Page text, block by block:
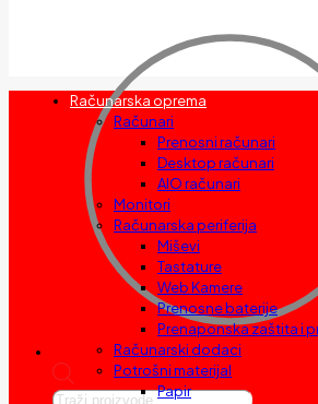
Products
Računarska oprema
Računari
Prenosni računari
Desktop računari
AIO računari
Monitori
Računarska periferija
Miševi
Tastature
Web Kamere
Prenosne baterije
Prenaponska zaštita i
Računarski dodaci
Potrošni materijal
Papir